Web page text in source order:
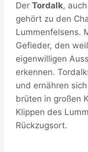
Der Tordalk,
gehört zu den
Lummenfelsens.
Gefieder, den
eigenwilligen
erkennen.
und ernähren
brüten in großen
Klippen des
Rückzugsort.